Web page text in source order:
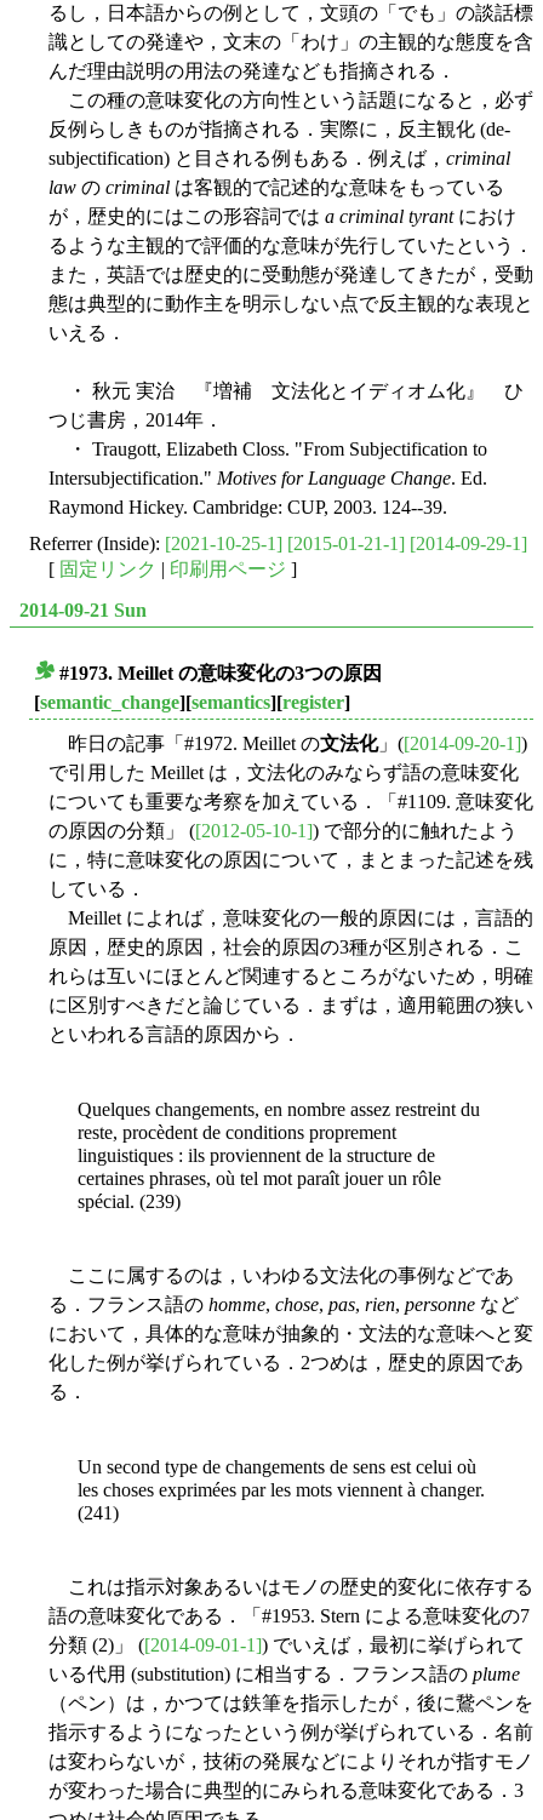
るし，日本語からの例として，文頭の「でも」の談話標
識としての発達や，文末の「わけ」の主観的な態度を含
んだ理由説明の用法の発達なども指摘される．
この種の意味変化の方向性という話題になると，必ず
反例らしきものが指摘される．実際に，反主観化 (de-
subjectification) と目される例もある．例えば， criminal
law の criminal は客観的で記述的な意味をもっている
が，歴史的にはこの形容詞では a criminal tyrantにおけ
るような主観的で評価的な意味が先行していたという．
また，英語では歴史的に受動態が発達してきたが，受動
態は典型的に動作主を明示しない点で反主観的な表現と
いえる．
・ 秋元 実治 『増補 文法化とイディオム化』 ひ
つじ書房，2014年．
・ Traugott, Elizabeth Closs. "From Subjectification to
Intersubjectification." Motives for Language Change. Ed.
Raymond Hickey. Cambridge: CUP, 2003. 124--39.
Referrer (Inside): [2021-10-25-1] [2015-01-21-1] [2014-09-29-1]
[ 固定リンク | 印刷用ページ ]
2014-09-21 Sun
#1973. Meillet の意味変化の3つの原因
[semantic_change][semantics][register]
昨日の記事「#1972. Meillet の文法化」([2014-09-20-1])
で引用した Meillet は，文法化のみならず語の意味変化
についても重要な考察を加えている．「#1109. 意味変化
の原因の分類」 ([2012-05-10-1]) で部分的に触れたよう
に，特に意味変化の原因について，まとまった記述を残
している．
Meillet によれば，意味変化の一般的原因には，言語的
原因，歴史的原因，社会的原因の3種が区別される．こ
れらは互いにほとんど関連するところがないため，明確
に区別すべきだと論じている．まずは，適用範囲の狭い
といわれる言語的原因から．
Quelques changements, en nombre assez restreint du
reste, procèdent de conditions proprement
linguistiques : ils proviennent de la structure de
certaines phrases, où tel mot paraît jouer un rôle
spécial. (239)
ここに属するのは，いわゆる文法化の事例などであ
る．フランス語の homme, chose, pas, rien, personne など
において，具体的な意味が抽象的・文法的な意味へと変
化した例が挙げられている．2つめは，歴史的原因であ
る．
Un second type de changements de sens est celui où
les choses exprimées par les mots viennent à changer.
(241)
これは指示対象あるいはモノの歴史的変化に依存する
語の意味変化である．「#1953. Stern による意味変化の7
分類 (2)」 ([2014-09-01-1]) でいえば，最初に挙げられて
いる代用 (substitution) に相当する．フランス語の plume
（ペン）は，かつては鉄筆を指示したが，後に鵞ペンを
指示するようになったという例が挙げられている．名前
は変わらないが，技術の発展などによりそれが指すモノ
が変わった場合に典型的にみられる意味変化である．3